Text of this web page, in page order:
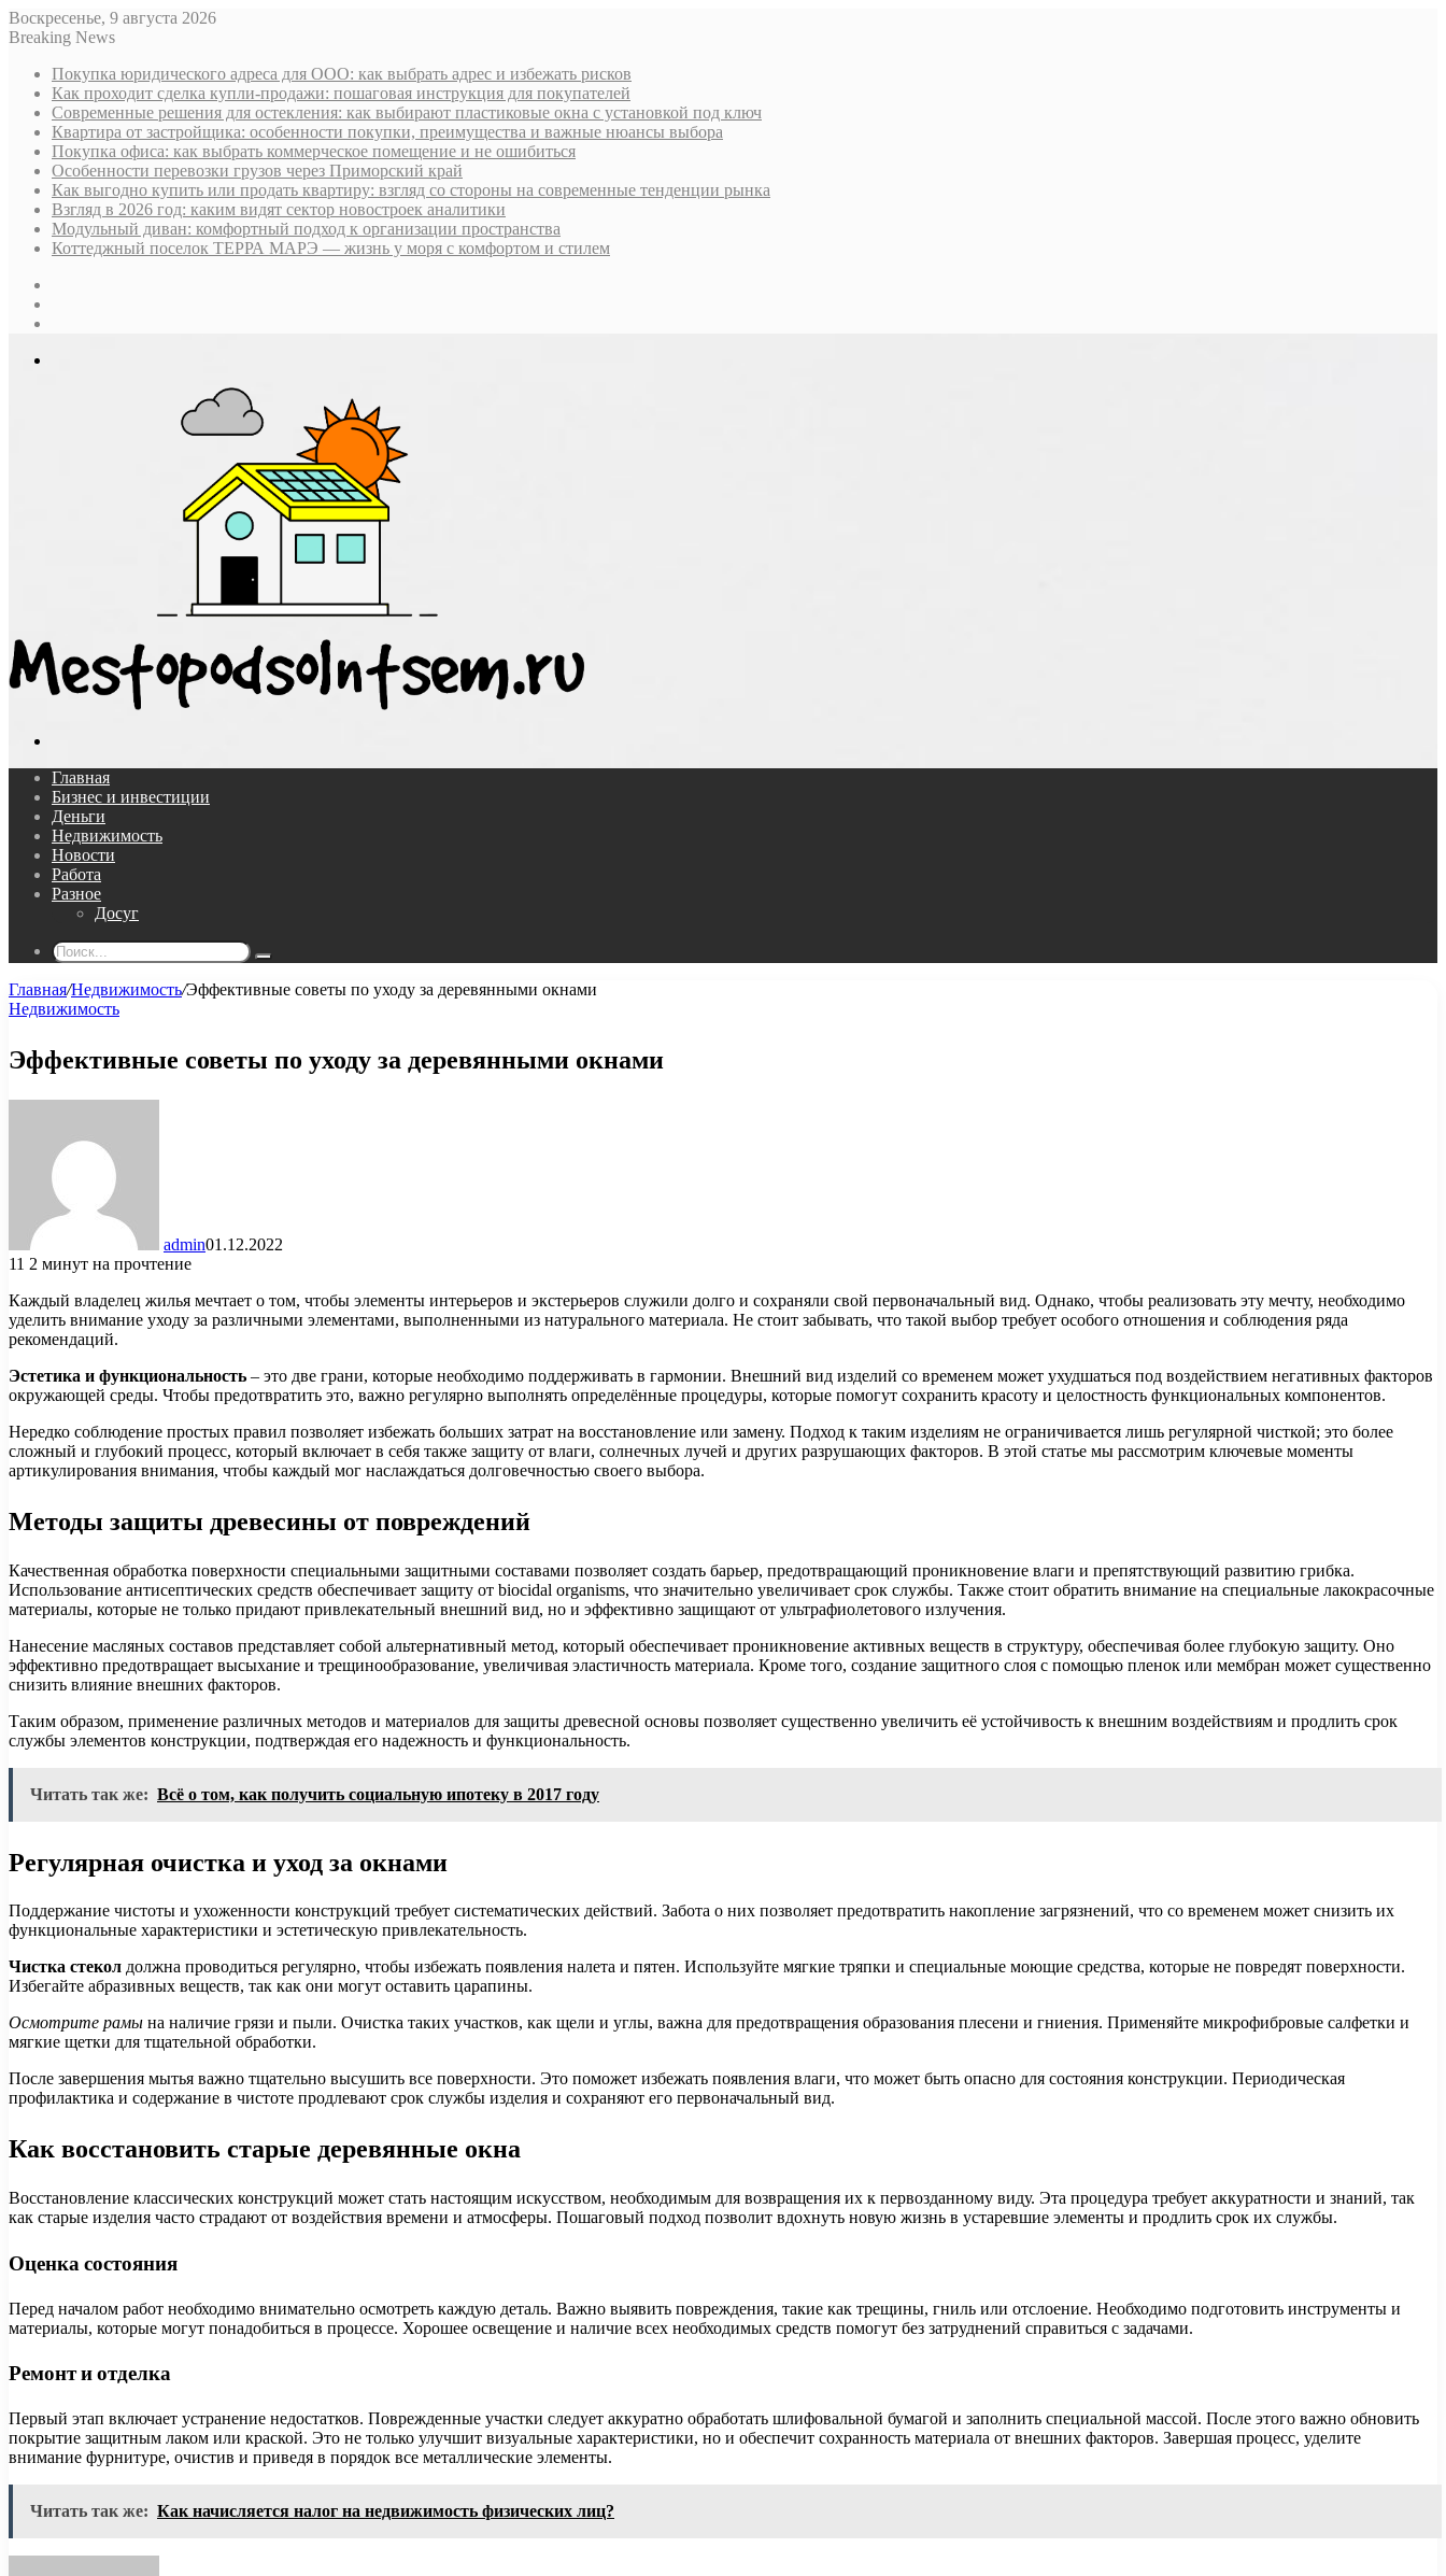
Воскресенье, 9 августа 2026
Breaking News
Покупка юридического адреса для ООО: как выбрать адрес и избежать рисков
Как проходит сделка купли-продажи: пошаговая инструкция для покупателей
Современные решения для остекления: как выбирают пластиковые окна с установкой под ключ
Квартира от застройщика: особенности покупки, преимущества и важные нюансы выбора
Покупка офиса: как выбрать коммерческое помещение и не ошибиться
Особенности перевозки грузов через Приморский край
Как выгодно купить или продать квартиру: взгляд со стороны на современные тенденции рынка
Взгляд в 2026 год: каким видят сектор новостроек аналитики
Модульный диван: комфортный подход к организации пространства
Коттеджный поселок ТЕРРА МАРЭ — жизнь у моря с комфортом и стилем
Главная
Бизнес и инвестиции
Деньги
Недвижимость
Новости
Работа
Разное
Досуг
Поиск...
Главная/Недвижимость/Эффективные советы по уходу за деревянными окнами
Недвижимость
Эффективные советы по уходу за деревянными окнами
admin01.12.2022
11 2 минут на прочтение
Каждый владелец жилья мечтает о том, чтобы элементы интерьеров и экстерьеров служили долго и сохраняли свой первоначальный вид. Однако, чтобы реализовать эту мечту, необходимо
уделить внимание уходу за различными элементами, выполненными из натурального материала. Не стоит забывать, что такой выбор требует особого отношения и соблюдения ряда
рекомендаций.
Эстетика и функциональность – это две грани, которые необходимо поддерживать в гармонии. Внешний вид изделий со временем может ухудшаться под воздействием негативных факторов
окружающей среды. Чтобы предотвратить это, важно регулярно выполнять определённые процедуры, которые помогут сохранить красоту и целостность функциональных компонентов.
Нередко соблюдение простых правил позволяет избежать больших затрат на восстановление или замену. Подход к таким изделиям не ограничивается лишь регулярной чисткой; это более
сложный и глубокий процесс, который включает в себя также защиту от влаги, солнечных лучей и других разрушающих факторов. В этой статье мы рассмотрим ключевые моменты
артикулирования внимания, чтобы каждый мог наслаждаться долговечностью своего выбора.
Методы защиты древесины от повреждений
Качественная обработка поверхности специальными защитными составами позволяет создать барьер, предотвращающий проникновение влаги и препятствующий развитию грибка.
Использование антисептических средств обеспечивает защиту от biocidal organisms, что значительно увеличивает срок службы. Также стоит обратить внимание на специальные лакокрасочные
материалы, которые не только придают привлекательный внешний вид, но и эффективно защищают от ультрафиолетового излучения.
Нанесение масляных составов представляет собой альтернативный метод, который обеспечивает проникновение активных веществ в структуру, обеспечивая более глубокую защиту. Оно
эффективно предотвращает высыхание и трещинообразование, увеличивая эластичность материала. Кроме того, создание защитного слоя с помощью пленок или мембран может существенно
снизить влияние внешних факторов.
Таким образом, применение различных методов и материалов для защиты древесной основы позволяет существенно увеличить её устойчивость к внешним воздействиям и продлить срок
службы элементов конструкции, подтверждая его надежность и функциональность.
Читать так же: Всё о том, как получить социальную ипотеку в 2017 году
Регулярная очистка и уход за окнами
Поддержание чистоты и ухоженности конструкций требует систематических действий. Забота о них позволяет предотвратить накопление загрязнений, что со временем может снизить их
функциональные характеристики и эстетическую привлекательность.
Чистка стекол должна проводиться регулярно, чтобы избежать появления налета и пятен. Используйте мягкие тряпки и специальные моющие средства, которые не повредят поверхности.
Избегайте абразивных веществ, так как они могут оставить царапины.
Осмотрите рамы на наличие грязи и пыли. Очистка таких участков, как щели и углы, важна для предотвращения образования плесени и гниения. Применяйте микрофибровые салфетки и
мягкие щетки для тщательной обработки.
После завершения мытья важно тщательно высушить все поверхности. Это поможет избежать появления влаги, что может быть опасно для состояния конструкции. Периодическая
профилактика и содержание в чистоте продлевают срок службы изделия и сохраняют его первоначальный вид.
Как восстановить старые деревянные окна
Восстановление классических конструкций может стать настоящим искусством, необходимым для возвращения их к первозданному виду. Эта процедура требует аккуратности и знаний, так
как старые изделия часто страдают от воздействия времени и атмосферы. Пошаговый подход позволит вдохнуть новую жизнь в устаревшие элементы и продлить срок их службы.
Оценка состояния
Перед началом работ необходимо внимательно осмотреть каждую деталь. Важно выявить повреждения, такие как трещины, гниль или отслоение. Необходимо подготовить инструменты и
материалы, которые могут понадобиться в процессе. Хорошее освещение и наличие всех необходимых средств помогут без затруднений справиться с задачами.
Ремонт и отделка
Первый этап включает устранение недостатков. Поврежденные участки следует аккуратно обработать шлифовальной бумагой и заполнить специальной массой. После этого важно обновить
покрытие защитным лаком или краской. Это не только улучшит визуальные характеристики, но и обеспечит сохранность материала от внешних факторов. Завершая процесс, уделите
внимание фурнитуре, очистив и приведя в порядок все металлические элементы.
Читать так же: Как начисляется налог на недвижимость физических лиц?